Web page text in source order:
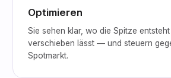
Optimieren
Sie sehen klar, wo die Spitze
verschieben lässt — und steuern
Spotmarkt.